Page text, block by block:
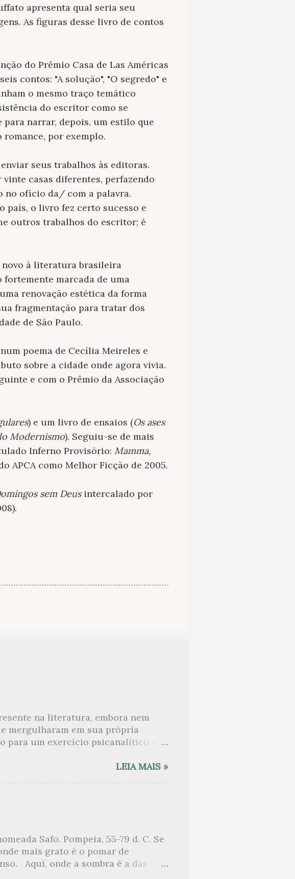
apresenta qual seria seu
As figuras desse livro de contos
do Prêmio Casa de Las Américas
contos: "A solução", "O segredo" e
o mesmo traço temático
do escritor como se
para narrar, depois, um estilo que
romance, por exemplo.
seus trabalhos às editoras.
casas diferentes, perfazendo
no ofício da/ com a palavra.
país, o livro fez certo sucesso e
outros trabalhos do escritor; é
à literatura brasileira
marcada de uma
renovação estética da forma
fragmentação para tratar dos
de São Paulo.
poema de Cecília Meireles e
sobre a cidade onde agora vivia.
e com o Prêmio da Associação
) e um livro de ensaios (Os ases
Modernismo). Seguiu-se de mais
Inferno Provisório: Mamma,
APCA como Melhor Ficção de 2005.
sem Deusintercalado por
na literatura, embora nem
mergulharam em sua própria
para um exercício psicanalítico e
se desnudam, livros que
?, tem sido lida como uma das
faz parte nomes como o de Anaïs
incestuosa entre um pai e uma
felação sob o chuveiro que
LEIA MAIS »
Safo. Pompeia, 55-79 d. C. Se
mais grato é o pomar de
Aqui, onde a sombra é a das